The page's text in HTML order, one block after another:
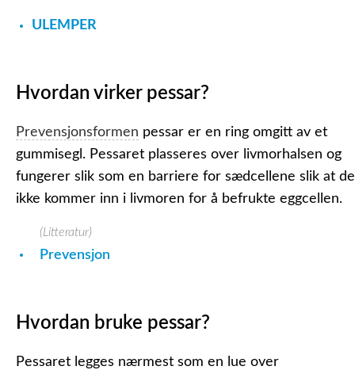
ULEMPER
Hvordan virker pessar?
Prevensjonsformen pessar er en ring omgitt av et
gummisegl. Pessaret plasseres over livmorhalsen og
fungerer slik som en barriere for sædcellene slik at de
ikke kommer inn i livmoren for å befrukte eggcellen.
(Litteratur)
Prevensjon
Hvordan bruke pessar?
Pessaret legges nærmest som en lue over